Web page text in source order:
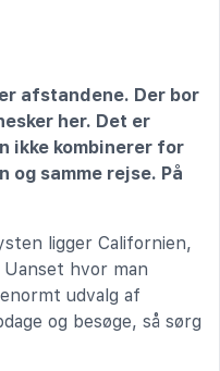
afstandene. Der bor
her. Det er
ikke kombinerer for
og samme rejse. På
ligger Californien,
Uanset hvor man
udvalg af
og besøge, så sørg